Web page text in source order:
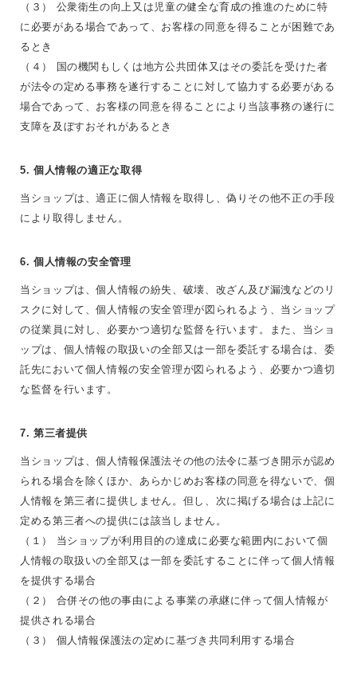
（３） 公衆衛生の向上又は児童の健全な育成の推進のために特
に必要がある場合であって、お客様の同意を得ることが困難であ
るとき
（４） 国の機関もしくは地方公共団体又はその委託を受けた者
が法令の定める事務を遂行することに対して協力する必要がある
場合であって、お客様の同意を得ることにより当該事務の遂行に
支障を及ぼすおそれがあるとき
5. 個人情報の適正な取得
当ショップは、適正に個人情報を取得し、偽りその他不正の手段
により取得しません。
6. 個人情報の安全管理
当ショップは、個人情報の紛失、破壊、改ざん及び漏洩などのリ
スクに対して、個人情報の安全管理が図られるよう、当ショップ
の従業員に対し、必要かつ適切な監督を行います。また、当ショ
ップは、個人情報の取扱いの全部又は一部を委託する場合は、委
託先において個人情報の安全管理が図られるよう、必要かつ適切
な監督を行います。
7. 第三者提供
当ショップは、個人情報保護法その他の法令に基づき開示が認め
られる場合を除くほか、あらかじめお客様の同意を得ないで、個
人情報を第三者に提供しません。但し、次に掲げる場合は上記に
定める第三者への提供には該当しません。
（１） 当ショップが利用目的の達成に必要な範囲内において個
人情報の取扱いの全部又は一部を委託することに伴って個人情報
を提供する場合
（２） 合併その他の事由による事業の承継に伴って個人情報が
提供される場合
（３） 個人情報保護法の定めに基づき共同利用する場合